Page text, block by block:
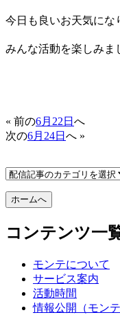
今日も良いお天気に
みんな活動を楽しみま
« 前の6月22日 へ
次の6月24日 へ »
コンテンツ一
モンテについて
サービス案内
活動時間
情報公開（モンテ